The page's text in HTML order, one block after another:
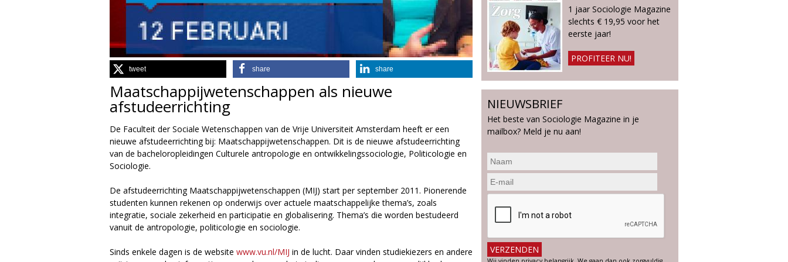
i
e
M
a
g
a
z
i
n
tweet share share
Maatschappijwetenschappen als nieuwe
afstudeerrichting
De Faculteit der Sociale Wetenschappen van de Vrije Universiteit Amsterdam heeft er een
nieuwe afstudeerrichting bij: Maatschappijwetenschappen. Dit is de nieuwe afstudeerrichting
van de bacheloropleidingen Culturele antropologie en ontwikkelingssociologie, Politicologie en
Sociologie.
De afstudeerrichting Maatschappijwetenschappen (MIJ) start per september 2011. Pionerende
studenten kunnen rekenen op onderwijs over actuele maatschappelijke thema’s, zoals
integratie, sociale zekerheid en participatie en globalisering. Thema’s die worden bestudeerd
vanuit de antropologie, politicologie en sociologie.
Sinds enkele dagen is de website www.vu.nl/MIJ in de lucht. Daar vinden studiekiezers en andere
1 jaar Sociologie Magazine
slechts € 19,95 voor het
eerste jaar!
PROFITEER NU!
NIEUWSBRIEF
Het beste van Sociologie Magazine in je
mailbox? Meld je nu aan!